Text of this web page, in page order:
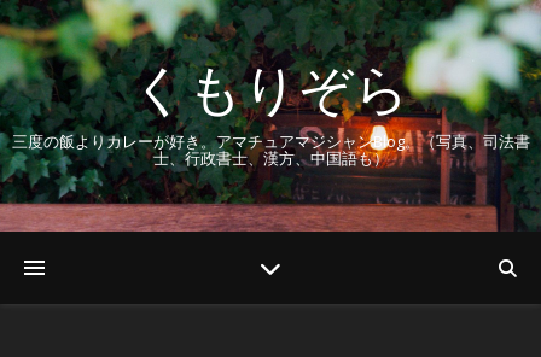
くもりぞら
三度の飯よりカレーが好き。アマチュアマジシャンBlog。（写真、司法書
士、行政書士、漢方、中国語も）